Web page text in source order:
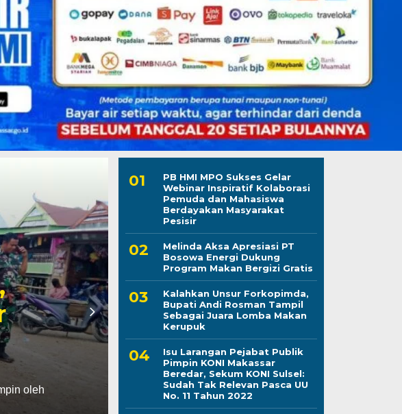
Makassar
Kapolres Wajo
Maddukkelleng,
Mengabdi untuk
Jumat, 7 Agu 2026 - 08:42 WIB
LINTASCELEBES.COM WAJO — Mengawali tugas
Mahendrajaya menunjukkan penghormatan
PB HMI MPO Sukses Gelar
Webinar Inspiratif Kolaborasi
Pemuda dan Mahasiswa
Berdayakan Masyarakat
Pesisir
Melinda Aksa Apresiasi PT
Bosowa Energi Dukung
Program Makan Bergizi Gratis
Kalahkan Unsur Forkopimda,
Bupati Andi Rosman Tampil
Sebagai Juara Lomba Makan
Kerupuk
Isu Larangan Pejabat Publik
Pimpin KONI Makassar
Beredar, Sekum KONI Sulsel:
Sudah Tak Relevan Pasca UU
No. 11 Tahun 2022